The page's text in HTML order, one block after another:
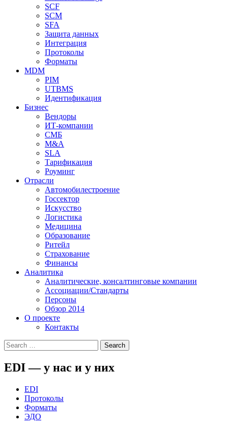
SCF
SCM
SFA
Защита данных
Интеграция
Протоколы
Форматы
MDM
PIM
UTBMS
Идентификация
Бизнес
Вендоры
ИТ-компании
СМБ
M&A
SLA
Тарификация
Роуминг
Отрасли
Автомобилестроение
Госсектор
Искусство
Логистика
Медицина
Образование
Ритейл
Страхование
Финансы
Аналитика
Аналитические, консалтинговые компании
Ассоциации/Стандарты
Персоны
Обзор 2014
О проекте
Контакты
EDI — у нас и у них
EDI
Протоколы
Форматы
ЭДО